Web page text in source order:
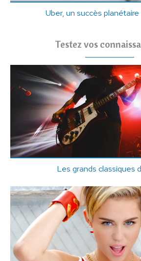
Uber, un succès planétaire
Testez vos
Les grands classiques